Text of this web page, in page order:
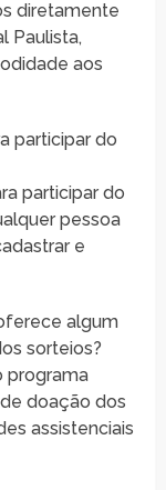
diretamente
Paulista,
aos
participar do
participar do
pessoa
e
algum
sorteios?
programa
doação dos
assistenciais